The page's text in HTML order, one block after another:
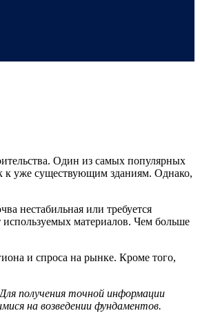
Один из самых популярных
к уже существующим зданиям. Однако,
нестабильная или требуется
используемых материалов. Чем больше
и спроса на рынке. Кроме того,
получения точной информации
на возведении фундаментов.